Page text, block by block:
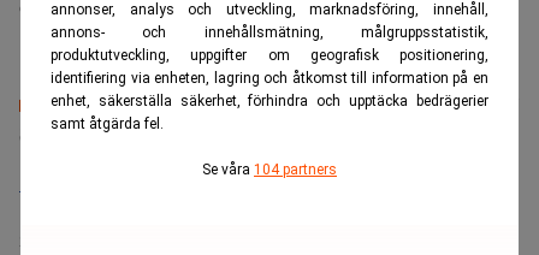
annonser, analys och utveckling, marknadsföring, innehåll,
annons- och innehållsmätning, målgruppsstatistik,
produktutveckling, uppgifter om geografisk positionering,
identifiering via enheten, lagring och åtkomst till information på en
enhet, säkerställa säkerhet, förhindra och upptäcka bedrägerier
samt åtgärda fel.
Se våra 104 partners
Camilla Jonsson
Senaste lediga jobben
Sista ansökningsdag: